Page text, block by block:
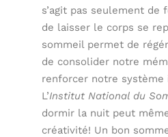
s’agit pas seulement de
de laisser le corps se
sommeil permet de
de consolider notre
renforcer notre système
L’Institut National du
dormir la nuit peut
créativité! Un bon